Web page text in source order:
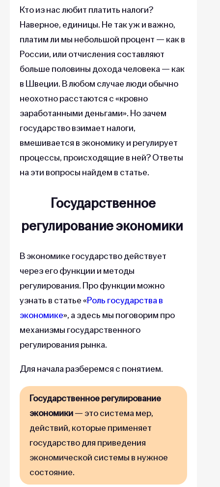
Кто из нас любит платить налоги?
Наверное, единицы. Не так уж и важно,
платим ли мы небольшой процент — как в
России, или отчисления составляют
больше половины дохода человека — как
в Швеции. В любом случае люди обычно
неохотно расстаются с «кровно
заработанными деньгами». Но зачем
государство взимает налоги,
вмешивается в экономику и регулирует
процессы, происходящие в ней? Ответы
на эти вопросы найдем в статье.
Государственное
регулирование экономики
В экономике государство действует
через его функции и методы
регулирования. Про функции можно
узнать в статье «Роль государства в
экономике», а здесь мы поговорим про
механизмы государственного
регулирования рынка.
Для начала разберемся с понятием.
Государственное регулирование
экономики— это система мер,
действий, которые применяет
государство для приведения
экономической системы в нужное
состояние.